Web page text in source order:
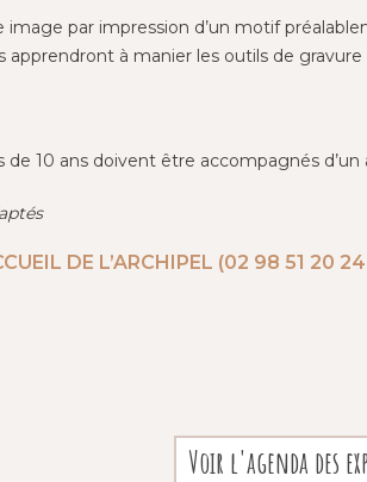
par impression d’un motif
à manier les outils de
de 10 ans doivent être accompagnés d’un
DE L’ARCHIPEL (02 98 51 20
Voir l'agenda des